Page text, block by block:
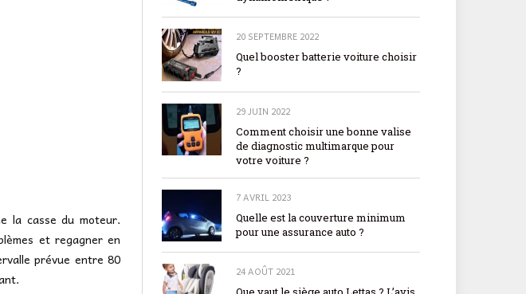
la casse du moteur.
et regagner en
prévue entre 80
20 SEPTEMBRE 2022
Quel booster batterie voiture choisir
?
29 JUIN 2022
Comment choisir une bonne valise
de diagnostic multimarque pour
votre voiture ?
7 AVRIL 2023
Quelle est la couverture minimum
pour une assurance auto ?
24 AOÛT 2021